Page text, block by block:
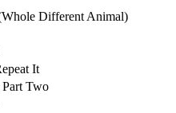
Different Animal)
It
Two